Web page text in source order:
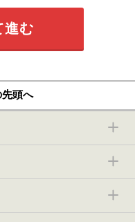
進む
頭へ